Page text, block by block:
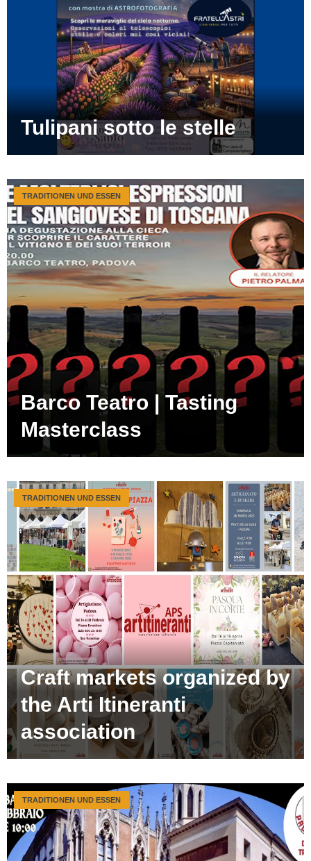
Tulipani sotto le stelle
Barco Teatro | Tasting
Masterclass
TRADITIONEN UND ESSEN
Craft markets organized by
the Arti Itineranti
association
TRADITIONEN UND ESSEN
TRADITIONEN UND ESSEN